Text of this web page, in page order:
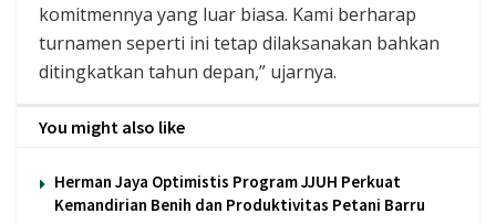
komitmennya yang luar biasa. Kami berharap
turnamen seperti ini tetap dilaksanakan bahkan
ditingkatkan tahun depan,” ujarnya.
You might also like
Herman Jaya Optimistis Program JJUH Perkuat
Kemandirian Benih dan Produktivitas Petani Barru